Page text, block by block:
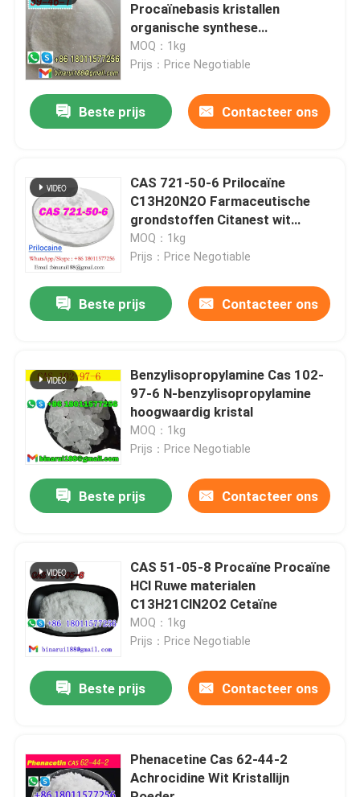
Producten
Video's
Over ons
Kwaliteitscontrole
Vraag een offerte
Dagelijkse chemische grondstoffen
fijne chemische tussenpersonen
Procaïnebasis kristallen
organische synthese
grondstoffen
MOQ：1kg
Prijs：Price Negotiable
Beste prijs Contacteer ons
CAS 721-50-6 Prilocaïne
C13H20N2O Farmaceutische
grondstoffen Citanest wit
poeder
MOQ：1kg
Prijs：Price Negotiable
Beste prijs Contacteer ons
Benzylisopropylamine Cas 102-
97-6 N-benzylisopropylamine
hoogwaardig kristal
MOQ：1kg
Prijs：Price Negotiable
Beste prijs Contacteer ons
CAS 51-05-8 Procaïne Procaïne
HCl Ruwe materialen
C13H21ClN2O2 Cetaïne
MOQ：1kg
Prijs：Price Negotiable
Beste prijs Contacteer ons
Phenacetine Cas 62-44-2
Achrocidine Wit Kristallijn